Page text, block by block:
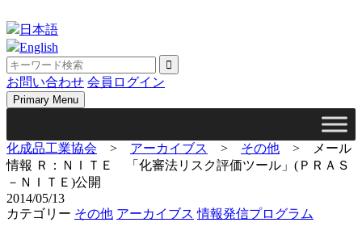
to
content
日本語
English
お問い合わせ 会員ログイン
Primary Menu
化成品工業協会 > アーカイブス > その他 >
メール
情報 Ｒ：ＮＩＴＥ 「化審法リスク評価ツール」(ＰＲＡＳ
－ＮＩＴＥ)公開
2014/05/13
カテゴリー その他 アーカイブス 情報発信プログラム